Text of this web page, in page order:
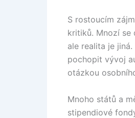
S rostoucím
kritiků. Mnozí se
ale realita je
pochopit vývoj
otázkou
Mnoho států a
stipendiové